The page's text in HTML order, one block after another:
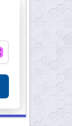
Generate new